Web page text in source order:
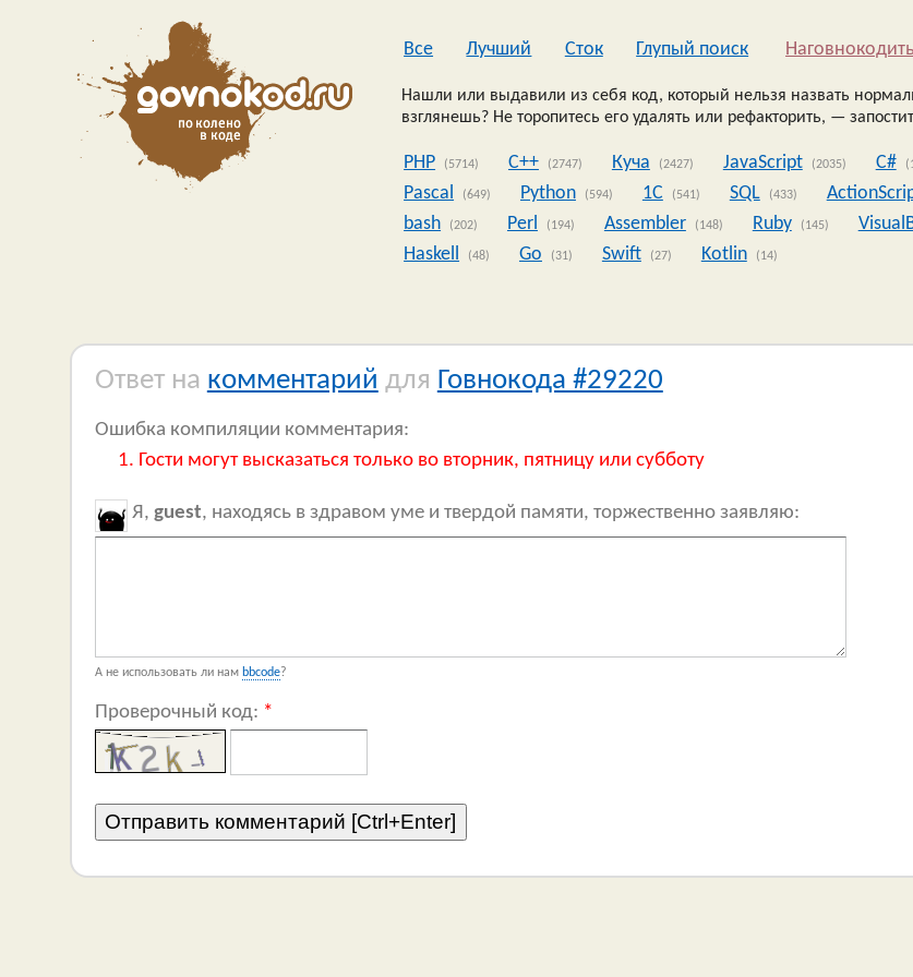
Все Лучший Сток Глупый поиск
Нашли или выдавили из себя код, который нельзя назвать
взглянешь? Не торопитесь его удалять или рефакторить, —
PHP (5714) C++ (2747) Куча (2427) JavaScript (2035) C#
Pascal (649) Python (594) 1C (541) SQL (433)
bash (202) Perl (194) Assembler (148) Ruby (145)
Haskell (48) Go (31) Swift (27) Kotlin (14)
Ответ на комментарий для Говнокода #29220
Ошибка компиляции комментария:
Гости могут высказаться только во вторник, пятницу или субботу
Я, guest, находясь в здравом уме и твердой памяти, торжественно заявляю:
А не использовать ли нам bbcode?
Проверочный код: *